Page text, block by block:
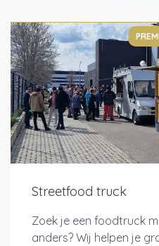
Streetfood truck
Zoek je een foodtruck
anders? Wij helpen je